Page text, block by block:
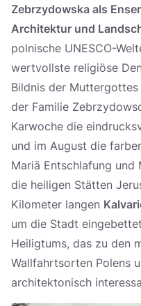
Zebrzydowska als
Architektur und
polnische UNESCO-
wertvollste religiöse
Bildnis der
der Familie
Karwoche die
und im August die
Mariä Entschlafung
die heiligen Stätten
Kilometer langen
um die Stadt
Heiligtums, das zu den
Wallfahrtsorten Polens
architektonisch